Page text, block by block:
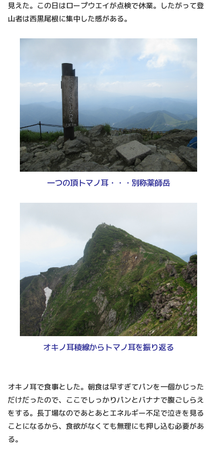
見えた。この日はロープウエイが点検で休業。したがって登
山者は西黒尾根に集中した感がある。
一つの頂トマノ耳・・・別称薬師岳
オキノ耳稜線からトマノ耳を振り返る
オキノ耳で食事とした。朝食は早すぎてパンを一個かじった
だけだったので、ここでしっかりパンとバナナで腹ごしらえ
をする。長丁場なのであとあとエネルギー不足で泣きを見る
ことになるから、食欲がなくても無理にも押し込む必要があ
る。